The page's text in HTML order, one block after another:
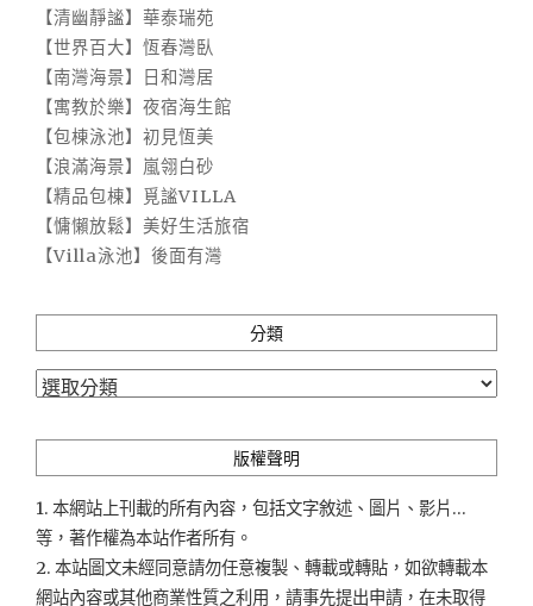
【清幽靜謐】華泰瑞苑
【世界百大】恆春灣臥
【南灣海景】日和灣居
【寓教於樂】夜宿海生館
【包棟泳池】初見恆美
【浪滿海景】嵐翎白砂
【精品包棟】覓謐VILLA
【慵懶放鬆】美好生活旅宿
【Villa泳池】後面有灣
分類
分
版權聲明
1. 本網站上刊載的所有內容，包括文字敘述、圖片、影片...
等，著作權為本站作者所有。
2. 本站圖文未經同意請勿任意複製、轉載或轉貼，如欲轉載本
網站內容或其他商業性質之利用，請事先提出申請，在未取得